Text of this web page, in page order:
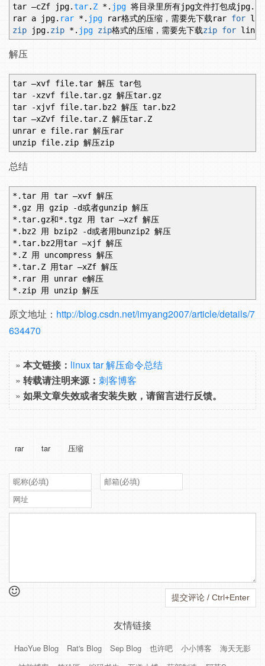
tar –cZf jpg.tar. Z *. jpg 将目录里所有jpg文件打包成jpg.
rar a jpg. rar *. jpg rar格式的压缩，需要先下载rar for
zip jpg. zip *. jpg zip格式的压缩，需要先下载zip for linux
解压
tar –xvf file.tar 解压 tar包
tar -xzvf file.tar.gz 解压tar.gz
tar -xjvf file.tar.bz2 解压 tar.bz2
tar –xZvf file.tar.Z 解压tar.Z
unrar e file.rar 解压rar
unzip file.zip 解压zip
总结
*.tar 用 tar –xvf 解压
*.gz 用 gzip -d或者gunzip 解压
*.tar.gz和*.tgz 用 tar –xzf 解压
*.bz2 用 bzip2 -d或者用bunzip2 解压
*.tar.bz2用tar –xjf 解压
*.Z 用 uncompress 解压
*.tar.Z 用tar –xZf 解压
*.rar 用 unrar e解压
*.zip 用 unzip 解压
原文地址： http://blog.csdn.net/imyang2007/article/details/7
634470
» 本文链接： linux tar 解压命令总结
» 转载请注明来源： 刺客博客
» 如果文章失效或者安装失败，请留言进行反馈。
rar tar 压缩
友情链接
HaoYue Blog Rat's Blog Sep Blog 也许吧 小小博客
海天无影